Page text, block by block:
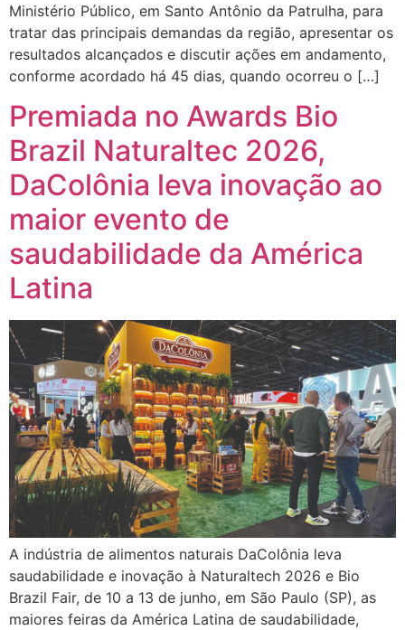
Ministério Público, em Santo Antônio da Patrulha, para
tratar das principais demandas da região, apresentar os
resultados alcançados e discutir ações em andamento,
conforme acordado há 45 dias, quando ocorreu o […]
Premiada no Awards Bio
Brazil Naturaltec 2026,
DaColônia leva inovação ao
maior evento de
saudabilidade da América
Latina
A indústria de alimentos naturais DaColônia leva
saudabilidade e inovação à Naturaltech 2026 e Bio
Brazil Fair, de 10 a 13 de junho, em São Paulo (SP), as
maiores feiras da América Latina de saudabilidade,